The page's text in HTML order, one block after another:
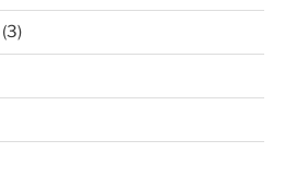
(3)